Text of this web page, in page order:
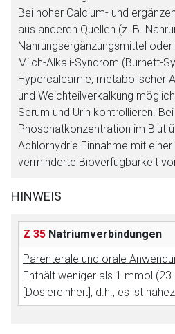
Bei hoher Calcium- und
aus anderen Quellen (z. B.
Nahrungsergänzungsmittel
Milch-Alkali-Syndrom (Burnett-
Hypercalcämie, metabolischer
und Weichteilverkalkung
Serum und Urin kontrollieren.
Phosphatkonzentration im Blut
Achlorhydrie Einnahme mit
verminderte Bioverfügbarkeit
HINWEIS
Z 35 Natriumverbindungen
Parenterale und orale
Enthält weniger als 1 mmol
[Dosiereinheit], d.h., es ist
Aufruf einer externen
Der von Ihnen aufgerufene Link
Seite. Für die Inhalte der
Betreiber verantwortlich.
Datenschutzbestimmungen.
Zurück zur